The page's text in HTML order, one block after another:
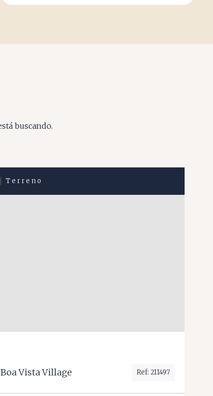
buscando.
Terreno
Boa Vista Village Ref: 211497